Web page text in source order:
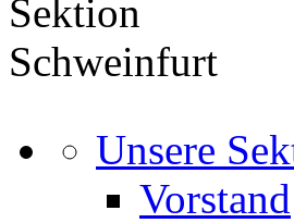
Unsere
Vorstand